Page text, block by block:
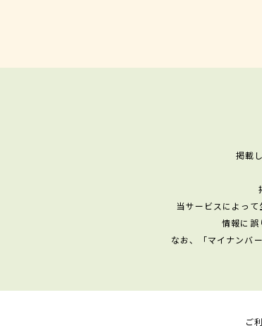
掲載
当サービスによっ
情報に誤
なお、「マイナンバ
ご